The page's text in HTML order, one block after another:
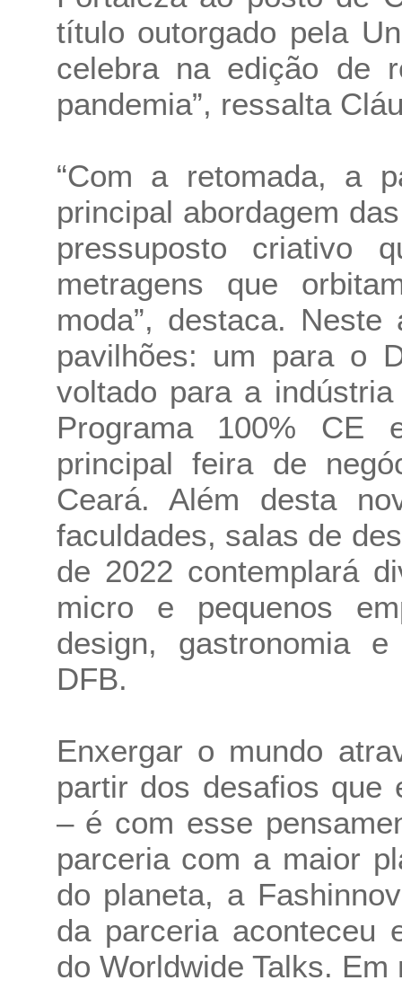
título outorgado pela
celebra na edição de
pandemia”, ressalta
“Com a retomada, a
principal abordagem
pressuposto criativo
metragens que
moda”, destaca.
pavilhões: um para o
voltado para a
Programa 100% CE
principal feira de
Ceará. Além desta
faculdades, salas de
de 2022 contemplará
micro e pequenos
design, gastronomia
DFB.
Enxergar o mundo
partir dos desafios que
– é com esse
parceria com a maior
do planeta, a
da parceria aconteceu
do Worldwide Talks.